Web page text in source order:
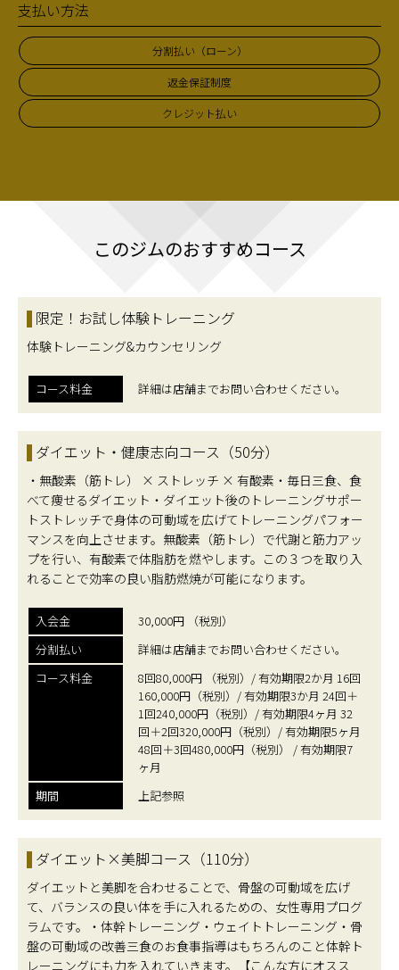
支払い方法
分割払い（ローン）
返金保証制度
クレジット払い
このジムのおすすめコース
限定！お試し体験トレーニング
体験トレーニング&カウンセリング
コース料金 詳細は店舗までお問い合わせください。
ダイエット・健康志向コース（50分）
・無酸素（筋トレ） × ストレッチ × 有酸素・毎日三食、食
べて痩せるダイエット・ダイエット後のトレーニングサポー
トストレッチで身体の可動域を広げてトレーニングパフォー
マンスを向上させます。無酸素（筋トレ）で代謝と筋力アッ
プを行い、有酸素で体脂肪を燃やします。この３つを取り入
れることで効率の良い脂肪燃焼が可能になります。
入会金
30,000円 （税別）
分割払い
詳細は店舗までお問い合わせください。
コース料金
8回80,000円 （税別）/ 有効期限2か月 16回
160,000円（税別）/ 有効期限3か月 24回＋
1回240,000円（税別）/ 有効期限4ヶ月 32
回＋2回320,000円（税別）/ 有効期限5ヶ月
48回＋3回480,000円（税別） / 有効期限7
ヶ月
期間
上記参照
ダイエット×美脚コース（110分）
ダイエットと美脚を合わせることで、骨盤の可動域を広げ
て、バランスの良い体を手に入れるための、女性専用プログ
ラムです。・体幹トレーニング・ウェイトトレーニング・骨
盤の可動域の改善三食のお食事指導はもちろんのこと体幹ト
レーニングにも力を入れていきます。【こんな方にオスス